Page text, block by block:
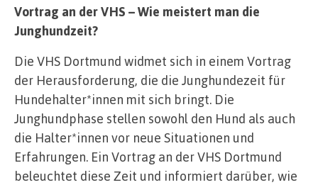
Vortrag an der VHS – Wie meistert man die
Junghundzeit?
Die VHS Dortmund widmet sich in einem Vortrag
der Herausforderung, die die Junghundezeit für
Hundehalter*innen mit sich bringt. Die
Junghundphase stellen sowohl den Hund als auch
die Halter*innen vor neue Situationen und
Erfahrungen. Ein Vortrag an der VHS Dortmund
beleuchtet diese Zeit und informiert darüber, wie